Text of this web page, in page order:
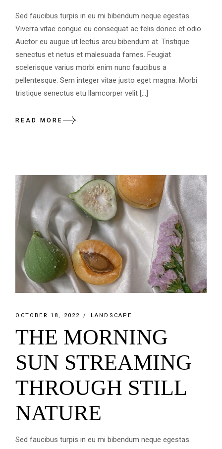
Sed faucibus turpis in eu mi bibendum neque egestas.
Viverra vitae congue eu consequat ac felis donec et odio.
Auctor eu augue ut lectus arcu bibendum at. Tristique
senectus et netus et malesuada fames. Feugiat
scelerisque varius morbi enim nunc faucibus a
pellentesque. Sem integer vitae justo eget magna. Morbi
tristique senectus etu llamcorper velit […]
READ MORE
OCTOBER 18, 2022 LANDSCAPE
THE MORNING
SUN STREAMING
THROUGH STILL
NATURE
Sed faucibus turpis in eu mi bibendum neque egestas.